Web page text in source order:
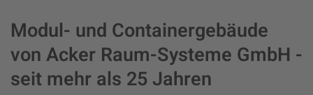
Modul- und Containergebäude
von Acker Raum-Systeme GmbH -
seit mehr als 25 Jahren